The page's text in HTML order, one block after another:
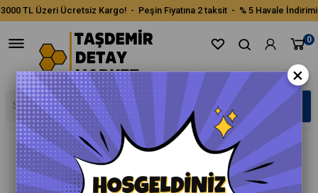
3000 TL Üzeri Ücretsiz Kargo! - Peşin Fiyatına 2 taksit - % 5 Havale İndirimi
0
×